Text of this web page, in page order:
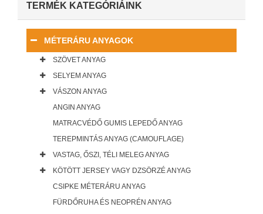
TERMÉK KATEGÓRIÁINK
MÉTERÁRU ANYAGOK
SZÖVET ANYAG
SELYEM ANYAG
VÁSZON ANYAG
ANGIN ANYAG
MATRACVÉDŐ GUMIS LEPEDŐ ANYAG
TEREPMINTÁS ANYAG (CAMOUFLAGE)
VASTAG, ŐSZI, TÉLI MELEG ANYAG
KÖTÖTT JERSEY VAGY DZSÖRZÉ ANYAG
CSIPKE MÉTERÁRU ANYAG
FÜRDŐRUHA ÉS NEOPRÉN ANYAG